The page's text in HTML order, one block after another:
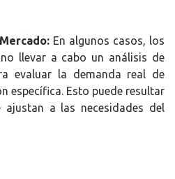
En algunos casos, los
llevar a cabo un análisis de
evaluar la demanda real de
específica. Esto puede resultar
a las necesidades del